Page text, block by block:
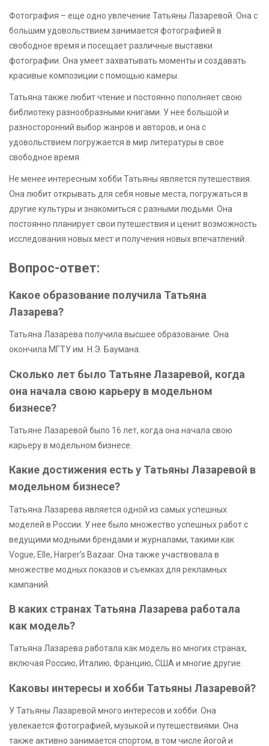
Фотография – еще одно увлечение Татьяны Лазаревой. Она с
большим удовольствием занимается фотографией в
свободное время и посещает различные выставки
фотографии. Она умеет захватывать моменты и создавать
красивые композиции с помощью камеры.
Татьяна также любит чтение и постоянно пополняет свою
библиотеку разнообразными книгами. У нее большой и
разносторонний выбор жанров и авторов, и она с
удовольствием погружается в мир литературы в свое
свободное время.
Не менее интересным хобби Татьяны является путешествия.
Она любит открывать для себя новые места, погружаться в
другие культуры и знакомиться с разными людьми. Она
постоянно планирует свои путешествия и ценит возможность
исследования новых мест и получения новых впечатлений.
Вопрос-ответ:
Какое образование получила Татьяна
Лазарева?
Татьяна Лазарева получила высшее образование. Она
окончила МГТУ им. Н.Э. Баумана.
Сколько лет было Татьяне Лазаревой, когда
она начала свою карьеру в модельном
бизнесе?
Татьяне Лазаревой было 16 лет, когда она начала свою
карьеру в модельном бизнесе.
Какие достижения есть у Татьяны Лазаревой в
модельном бизнесе?
Татьяна Лазарева является одной из самых успешных
моделей в России. У нее было множество успешных работ с
ведущими модными брендами и журналами, такими как
Vogue, Elle, Harper’s Bazaar. Она также участвовала в
множестве модных показов и съемках для рекламных
кампаний.
В каких странах Татьяна Лазарева работала
как модель?
Татьяна Лазарева работала как модель во многих странах,
включая Россию, Италию, Францию, США и многие другие.
Каковы интересы и хобби Татьяны Лазаревой?
У Татьяны Лазаревой много интересов и хобби. Она
увлекается фотографией, музыкой и путешествиями. Она
также активно занимается спортом, в том числе йогой и